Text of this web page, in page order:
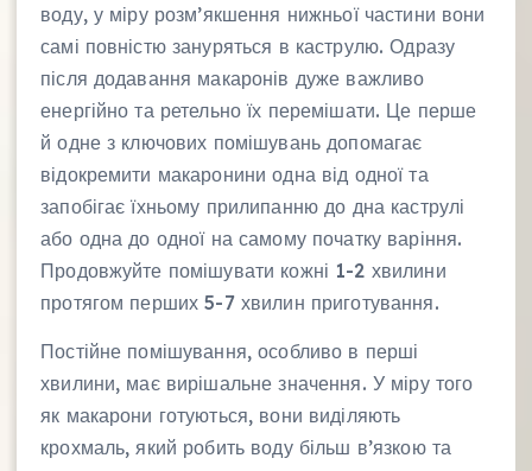
воду, у міру розм’якшення нижньої частини вони
самі повністю зануряться в каструлю. Одразу
після додавання макаронів дуже важливо
енергійно та ретельно їх перемішати. Це перше
й одне з ключових помішувань допомагає
відокремити макаронини одна від одної та
запобігає їхньому прилипанню до дна каструлі
або одна до одної на самому початку варіння.
Продовжуйте помішувати кожні 1-2 хвилини
протягом перших 5-7 хвилин приготування.
Постійне помішування, особливо в перші
хвилини, має вирішальне значення. У міру того
як макарони готуються, вони виділяють
крохмаль, який робить воду більш в’язкою та